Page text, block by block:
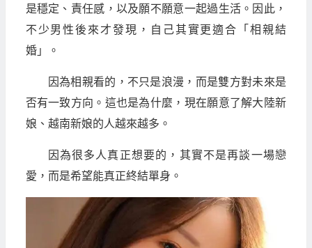
是穩定、責任感，以及願不願意一起過生活。因此，
不少男性後來才發現，自己其實更適合「相親結
婚」。
因為相親看的，不只是浪漫，而是雙方對未來是
否有一致方向。這也是為什麼，現在願意了解大陸新
娘、越南新娘的人越來越多。
因為很多人真正想要的，其實不是再談一場戀
愛，而是希望能真正終結單身。